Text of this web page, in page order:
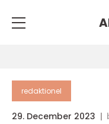
redaktionel
29. December 2023